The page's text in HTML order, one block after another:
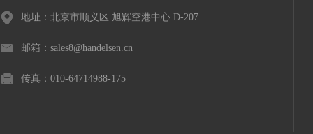
地址：北京市顺义区 旭辉空港中心 D-207
邮箱：sales8@handelsen.cn
传真：010-64714988-175